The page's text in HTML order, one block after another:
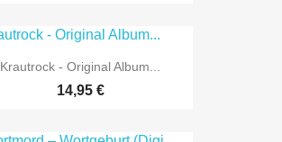
Krautrock - Original Album...
14,95 €